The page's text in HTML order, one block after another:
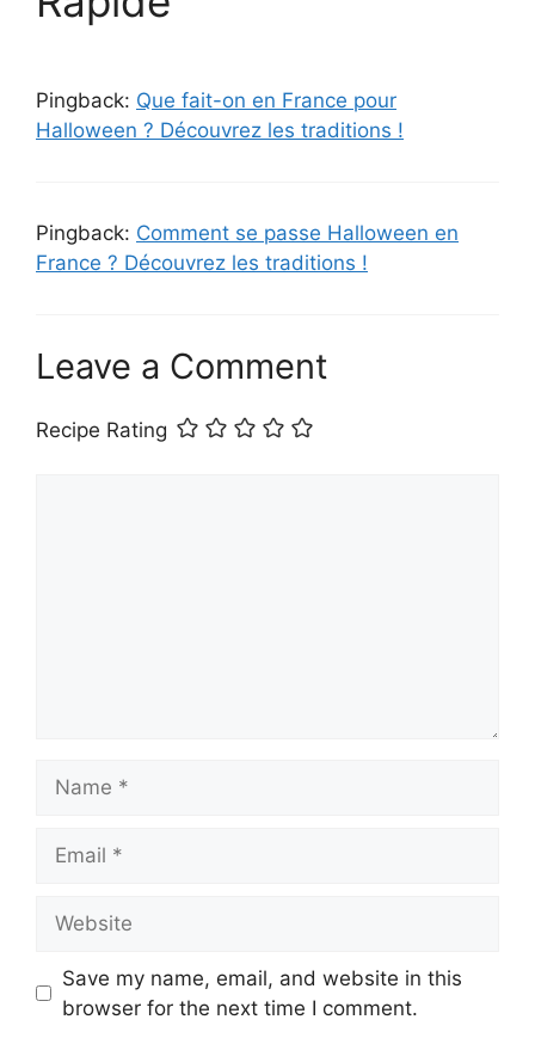
Pingback: Que fait-on en France pour
Halloween ? Découvrez les traditions !
Pingback: Comment se passe Halloween en
France ? Découvrez les traditions !
Leave a Comment
Recipe Rating
Save my name, email, and website in this
browser for the next time I comment.